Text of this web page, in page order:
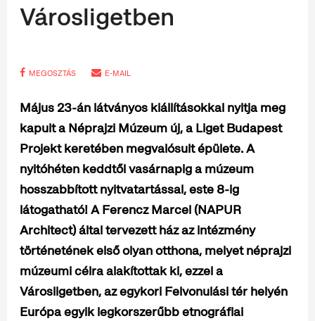
Városligetben
MEGOSZTÁS E-MAIL
Május 23-án látványos kiállításokkal nyitja meg
kapuit a Néprajzi Múzeum új, a Liget Budapest
Projekt keretében megvalósult épülete.A
nyitóhéten keddtől vasárnapig a múzeum
hosszabbított nyitvatartással, este 8-ig
látogatható!A Ferencz Marcel (NAPUR
Architect) által tervezett ház az intézmény
történetének első olyan otthona, melyet néprajzi
múzeumi célra alakítottak ki, ezzel a
Városligetben, az egykori Felvonulási tér helyén
Európa egyik legkorszerűbb etnográfiai